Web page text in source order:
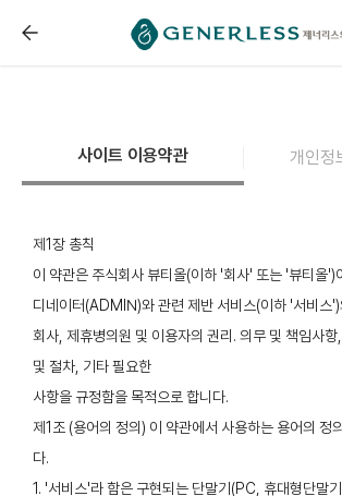
제너리스의원 천호점 │천호피부과│강동
사이트 이용약관 개인정